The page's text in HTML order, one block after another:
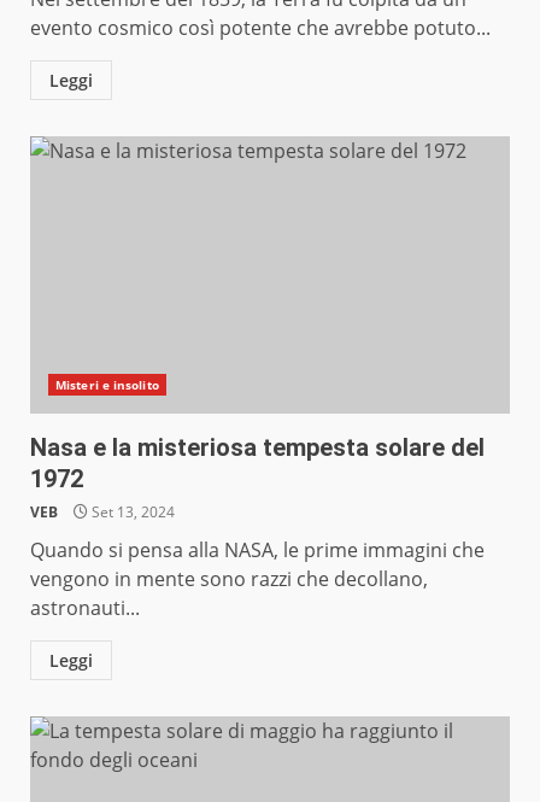
evento cosmico così potente che avrebbe potuto...
Leggi
Misteri e insolito
Nasa e la misteriosa tempesta solare del
1972
VEB Set 13, 2024
Quando si pensa alla NASA, le prime immagini che
vengono in mente sono razzi che decollano,
astronauti...
Leggi